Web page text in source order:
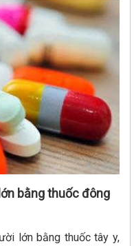
bằng thuốc đông
lớn bằng thuốc tây y,